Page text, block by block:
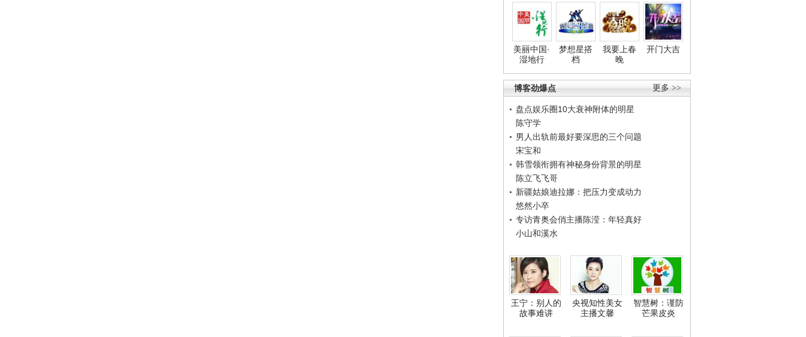
美丽中国·
湿地行
梦想星搭
档
我要上春
晚
开门大吉
更多 >>
博客劲爆点
盘点娱乐圈10大衰神附体的明星
陈守学
男人出轨前最好要深思的三个问题
宋宝和
韩雪领衔拥有神秘身份背景的明星
陈立飞飞哥
新疆姑娘迪拉娜：把压力变成动力
悠然小卒
专访青奥会俏主播陈滢：年轻真好
小山和溪水
王宁：别人的
故事难讲
央视知性美女
主播文馨
智慧树：谨防
芒果皮炎